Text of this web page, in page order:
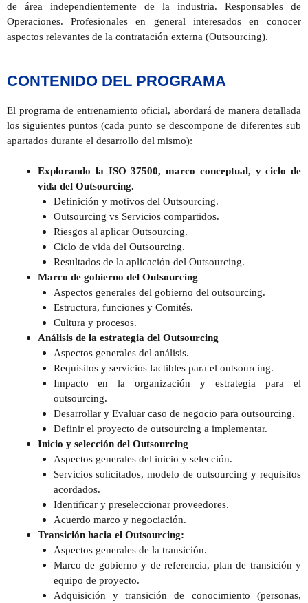
de área independientemente de la industria. Responsables de
Operaciones. Profesionales en general interesados en conocer
aspectos relevantes de la contratación externa (Outsourcing).
CONTENIDO DEL PROGRAMA
El programa de entrenamiento oficial, abordará de manera detallada
los siguientes puntos (cada punto se descompone de diferentes sub
apartados durante el desarrollo del mismo):
Explorando la ISO 37500, marco conceptual, y ciclo de
vida del Outsourcing.
Definición y motivos del Outsourcing.
Outsourcing vs Servicios compartidos.
Riesgos al aplicar Outsourcing.
Ciclo de vida del Outsourcing.
Resultados de la aplicación del Outsourcing.
Marco de gobierno del Outsourcing
Aspectos generales del gobierno del outsourcing.
Estructura, funciones y Comités.
Cultura y procesos.
Análisis de la estrategia del Outsourcing
Aspectos generales del análisis.
Requisitos y servicios factibles para el outsourcing.
Impacto en la organización y estrategia para el
outsourcing.
Desarrollar y Evaluar caso de negocio para outsourcing.
Definir el proyecto de outsourcing a implementar.
Inicio y selección del Outsourcing
Aspectos generales del inicio y selección.
Servicios solicitados, modelo de outsourcing y requisitos
acordados.
Identificar y preseleccionar proveedores.
Acuerdo marco y negociación.
Transición hacia el Outsourcing:
Aspectos generales de la transición.
Marco de gobierno y de referencia, plan de transición y
equipo de proyecto.
Adquisición y transición de conocimiento (personas,